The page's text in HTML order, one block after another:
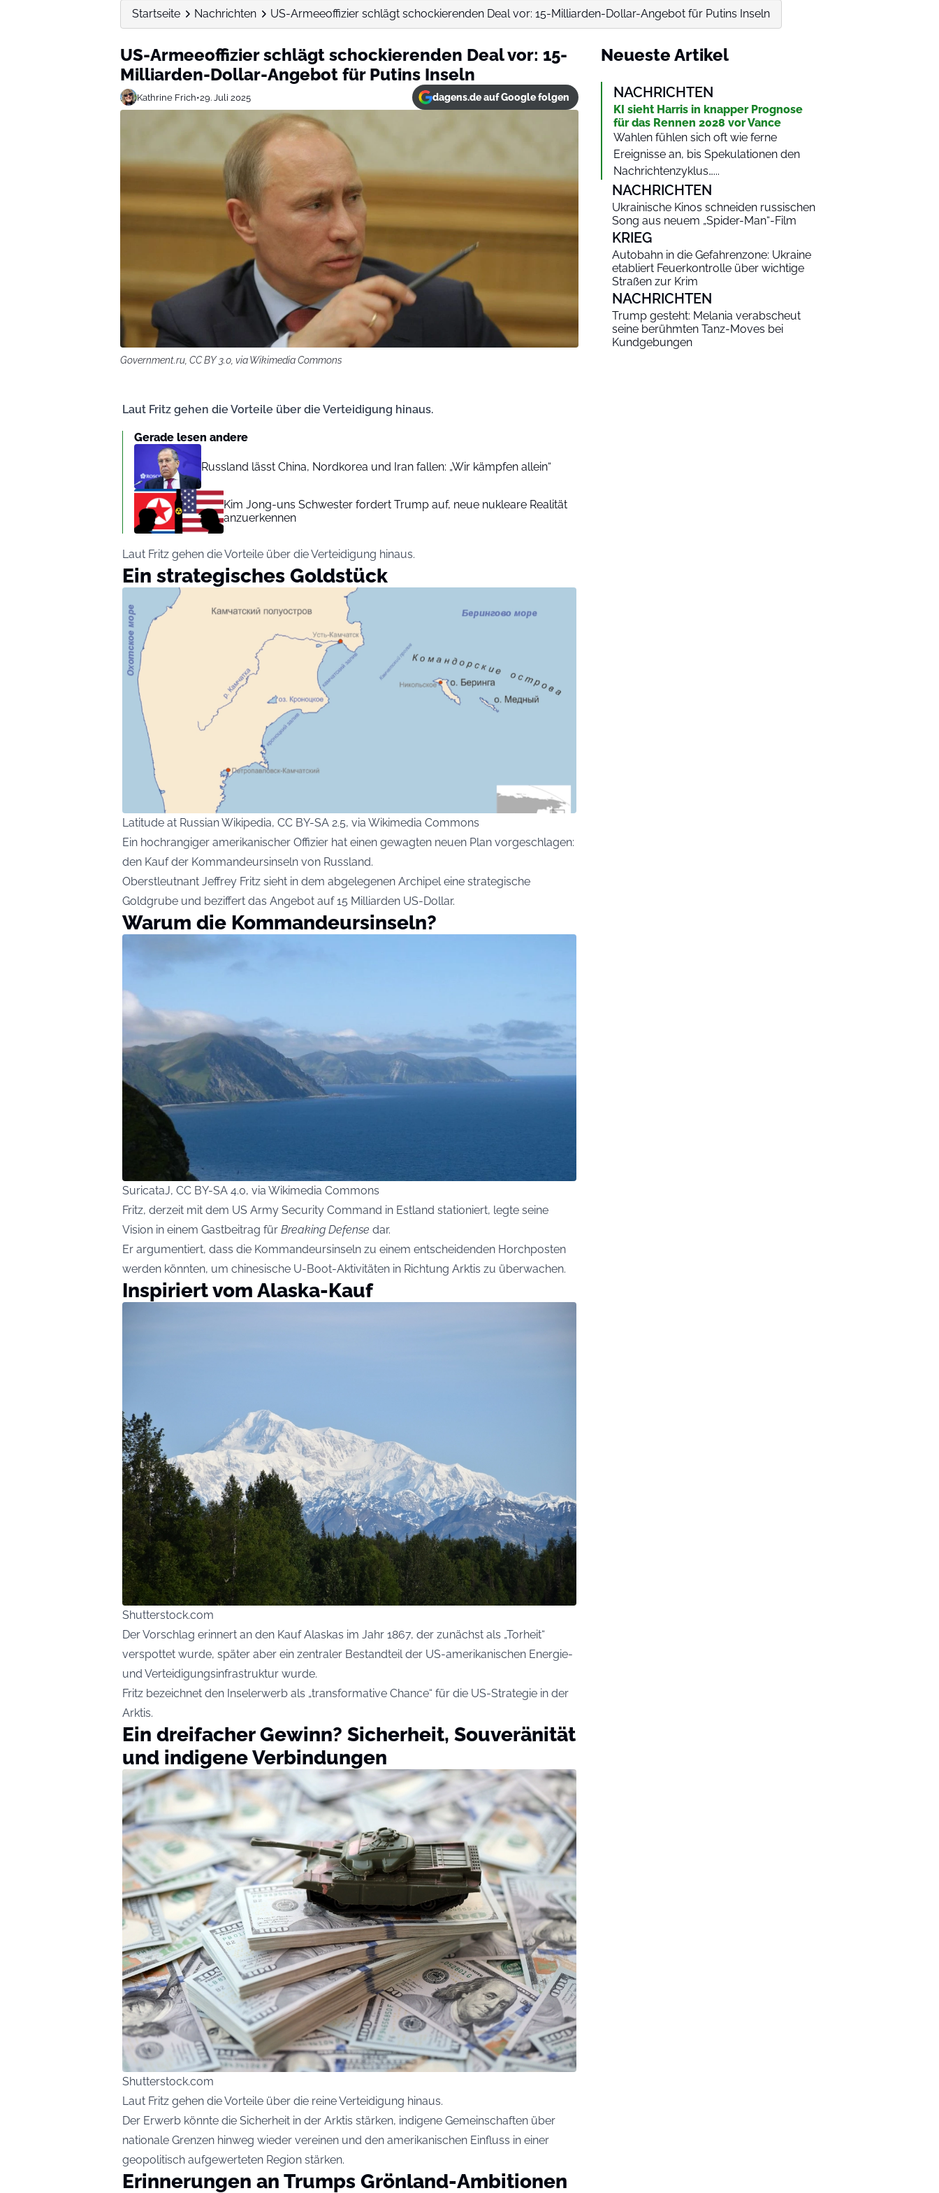
Startseite Nachrichten US-Armeeoffizier schlägt schockierenden Deal vor: 15-Milliarden-Dollar-Angebot für Putins Inseln
US-Armeeoffizier schlägt schockierenden Deal vor: 15-
Milliarden-Dollar-Angebot für Putins Inseln
Kathrine Frich•29. Juli 2025 dagens.de auf Google folgen
Government.ru, CC BY 3.0, via Wikimedia Commons
Laut Fritz gehen die Vorteile über die Verteidigung hinaus.
Gerade lesen andere
Russland lässt China, Nordkorea und Iran fallen: „Wir kämpfen allein“
Kim Jong-uns Schwester fordert Trump auf, neue nukleare Realität
anzuerkennen
Laut Fritz gehen die Vorteile über die Verteidigung hinaus.
Ein strategisches Goldstück
Latitude at Russian Wikipedia, CC BY-SA 2.5, via Wikimedia Commons
Ein hochrangiger amerikanischer Offizier hat einen gewagten neuen Plan vorgeschlagen:
den Kauf der Kommandeursinseln von Russland.
Oberstleutnant Jeffrey Fritz sieht in dem abgelegenen Archipel eine strategische
Goldgrube und beziffert das Angebot auf 15 Milliarden US-Dollar.
Warum die Kommandeursinseln?
SuricataJ, CC BY-SA 4.0, via Wikimedia Commons
Fritz, derzeit mit dem US Army Security Command in Estland stationiert, legte seine
Vision in einem Gastbeitrag für Breaking Defense dar.
Er argumentiert, dass die Kommandeursinseln zu einem entscheidenden Horchposten
werden könnten, um chinesische U-Boot-Aktivitäten in Richtung Arktis zu überwachen.
Inspiriert vom Alaska-Kauf
Shutterstock.com
Der Vorschlag erinnert an den Kauf Alaskas im Jahr 1867, der zunächst als „Torheit“
verspottet wurde, später aber ein zentraler Bestandteil der US-amerikanischen Energie-
und Verteidigungsinfrastruktur wurde.
Fritz bezeichnet den Inselerwerb als „transformative Chance“ für die US-Strategie in der
Arktis.
Ein dreifacher Gewinn? Sicherheit, Souveränität
und indigene Verbindungen
Shutterstock.com
Laut Fritz gehen die Vorteile über die reine Verteidigung hinaus.
Der Erwerb könnte die Sicherheit in der Arktis stärken, indigene Gemeinschaften über
nationale Grenzen hinweg wieder vereinen und den amerikanischen Einfluss in einer
geopolitisch aufgewerteten Region stärken.
Erinnerungen an Trumps Grönland-Ambitionen
Neueste Artikel
NACHRICHTEN
KI sieht Harris in knapper Prognose
für das Rennen 2028 vor Vance
Wahlen fühlen sich oft wie ferne
Ereignisse an, bis Spekulationen den
Nachrichtenzyklus…...
NACHRICHTEN
Ukrainische Kinos schneiden russischen
Song aus neuem „Spider-Man“-Film
KRIEG
Autobahn in die Gefahrenzone: Ukraine
etabliert Feuerkontrolle über wichtige
Straßen zur Krim
NACHRICHTEN
Trump gesteht: Melania verabscheut
seine berühmten Tanz-Moves bei
Kundgebungen